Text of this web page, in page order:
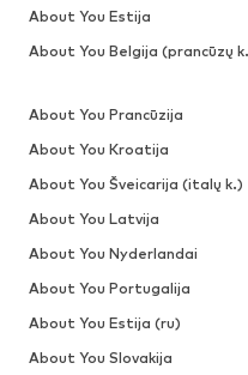
About You Estija
About You Belgija (prancūzų
About You Prancūzija
About You Kroatija
About You Šveicarija (italų k.)
About You Latvija
About You Nyderlandai
About You Portugalija
About You Estija (ru)
About You Slovakija